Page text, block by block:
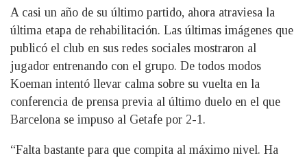
A casi un año de su último partido, ahora atraviesa la
última etapa de rehabilitación. Las últimas imágenes que
publicó el club en sus redes sociales mostraron al
jugador entrenando con el grupo. De todos modos
Koeman intentó llevar calma sobre su vuelta en la
conferencia de prensa previa al último duelo en el que
Barcelona se impuso al Getafe por 2-1.
“Falta bastante para que compita al máximo nivel. Ha